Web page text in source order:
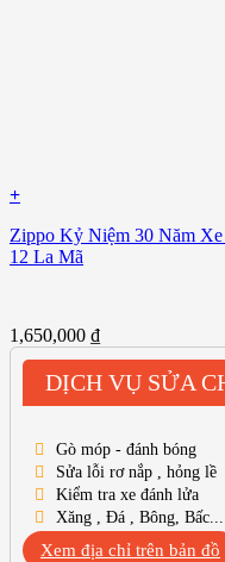
+
Zippo Kỷ Niệm 30 Năm
12 La Mã
1,650,000 ₫
DỊCH VỤ SỬA
Gò móp - đánh bóng
Sửa lỗi rơ nắp , hỏng lề
Kiểm tra xe đánh lửa
Xăng , Đá , Bông, Bấc...
Xem địa chỉ trên bản đồ